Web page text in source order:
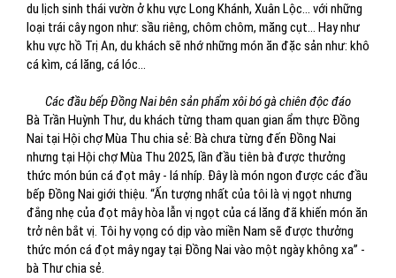
du lịch sinh thái vườn ở khu vực Long Khánh, Xuân Lộc… với những
loại trái cây ngon như: sầu riêng, chôm chôm, măng cụt… Hay như
khu vực hồ Trị An, du khách sẽ nhớ những món ăn đặc sản như: khô
cá kìm, cá lăng, cá lóc…
Các đầu bếp Đồng Nai bên sản phẩm xôi bó gà chiên độc đáo
Bà Trần Huỳnh Thư, du khách từng tham quan gian ẩm thực Đồng
Nai tại Hội chợ Mùa Thu chia sẻ: Bà chưa từng đến Đồng Nai
nhưng tại Hội chợ Mùa Thu 2025, lần đầu tiên bà được thưởng
thức món bún cá đọt mây - lá nhíp. Đây là món ngon được các đầu
bếp Đồng Nai giới thiệu. “Ấn tượng nhất của tôi là vị ngọt nhưng
đắng nhẹ của đọt mây hòa lẫn vị ngọt của cá lăng đã khiến món ăn
trở nên bắt vị. Tôi hy vọng có dịp vào miền Nam sẽ được thưởng
thức món cá đọt mây ngay tại Đồng Nai vào một ngày không xa” -
bà Thư chia sẻ.